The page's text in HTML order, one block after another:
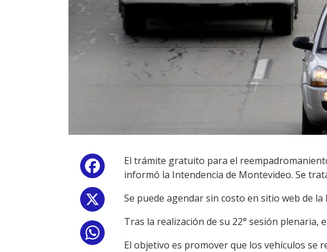
Facebook
El trámite gratuito para el
informó la Intendencia de Montevideo. Se
Se puede agendar sin costo en sitio web de
Tras la realización de su 22° sesión
El objetivo es promover que los vehículos se